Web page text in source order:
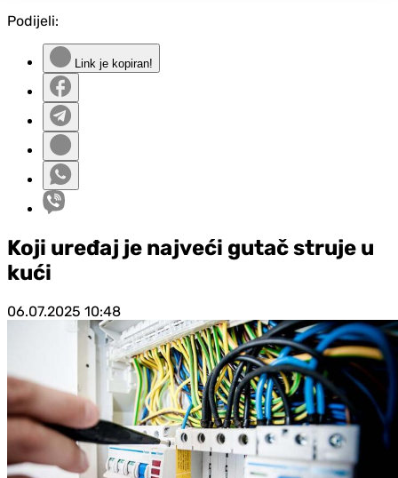
Podijeli:
Link je kopiran!
Koji uređaj je najveći gutač struje u
kući
06.07.2025 10:48